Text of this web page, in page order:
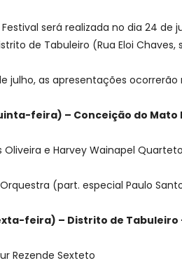
será realizada no dia 24
de Tabuleiro (Rua Eloi Chaves,
julho, as apresentações
feira) – Conceição do Mato
Oliveira e Harvey Wainapel Quarteto
(part. especial Paulo
feira) – Distrito de Tabuleiro
Rezende Sexteto